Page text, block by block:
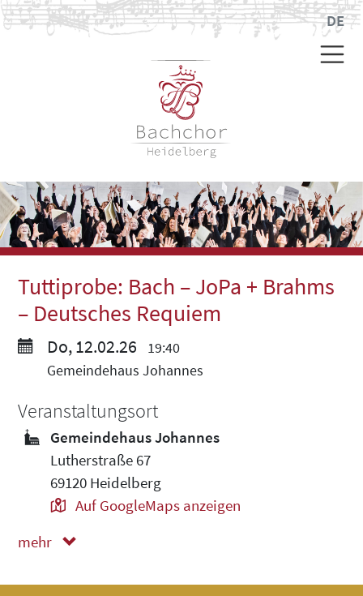
DE
Tuttiprobe: Bach – JoPa + Brahms
– Deutsches Requiem
Do, 12.02.26
19:40
Gemeindehaus Johannes
Veranstaltungsort
Gemeindehaus Johannes
Lutherstraße 67
69120 Heidelberg
Auf GoogleMaps anzeigen
mehr